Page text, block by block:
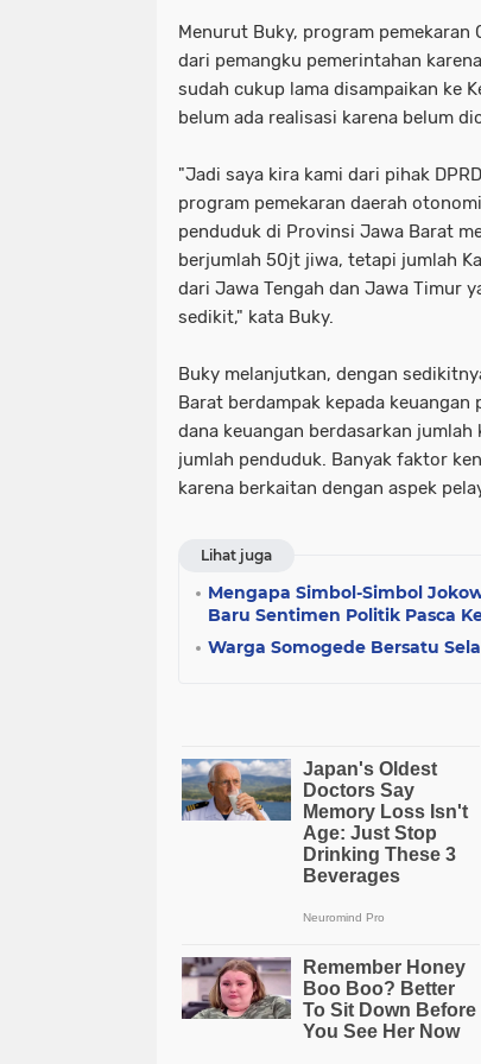
Menurut Buky, program pemekaran
dari pemangku pemerintahan
sudah cukup lama disampaikan ke
belum ada realisasi karena belum
"Jadi saya kira kami dari pihak
program pemekaran daerah
penduduk di Provinsi Jawa Barat
berjumlah 50jt jiwa, tetapi jumlah
dari Jawa Tengah dan Jawa Timur
sedikit," kata Buky.
Buky melanjutkan, dengan
Barat berdampak kepada
dana keuangan berdasarkan
jumlah penduduk. Banyak faktor
karena berkaitan dengan aspek
Lihat juga
Mengapa Simbol-Simbol
Baru Sentimen Politik Pasca
Warga Somogede Bersatu